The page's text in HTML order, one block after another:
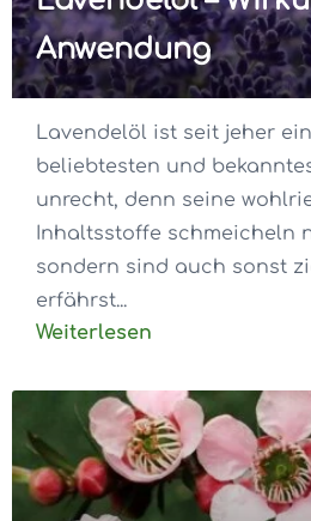
Anwendung
Lavendelöl ist seit jeher
beliebtesten und
unrecht, denn seine
Inhaltsstoffe schmeicheln
sondern sind auch sonst
erfährst...
Weiterlesen